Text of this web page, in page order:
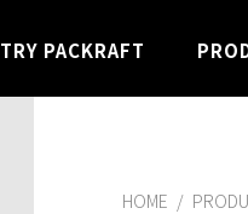
TRY PACKRAFT
HOME